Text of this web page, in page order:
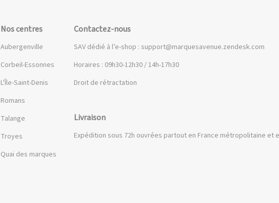
Nos centres
Aubergenville
Corbeil-Essonnes
L'Île-Saint-Denis
Romans
Talange
Troyes
Quai des marques
Contactez-nous
SAV dédié à l’e-shop : support@marquesavenue.zendesk.com
Horaires : 09h30-12h30 / 14h-17h30
Droit de rétractation
Livraison
Expédition sous 72h ouvrées partout en France métropolitaine et